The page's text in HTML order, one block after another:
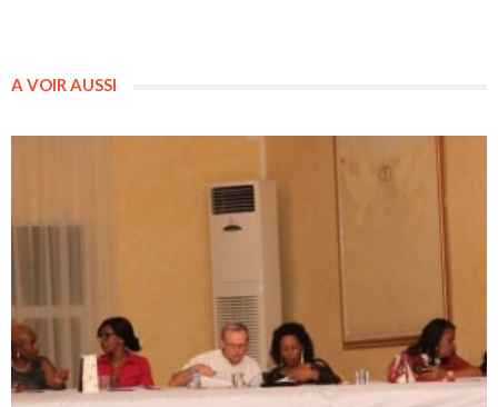
A VOIR AUSSI